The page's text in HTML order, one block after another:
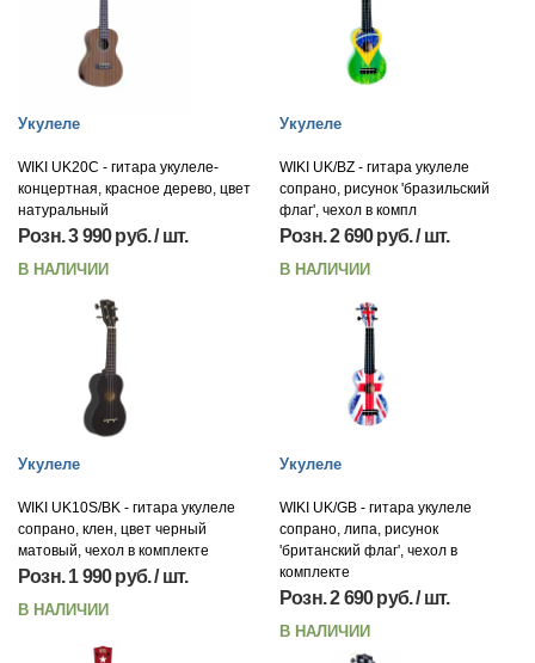
Укулеле
WIKI UK20C - гитара укулеле-
концертная, красное дерево, цвет
натуральный
Розн. 3 990 руб. / шт.
В НАЛИЧИИ
Укулеле
WIKI UK/BZ - гитара укулеле
сопрано, рисунок 'бразильский
флаг', чехол в компл
Розн. 2 690 руб. / шт.
В НАЛИЧИИ
Укулеле
WIKI UK10S/BK - гитара укулеле
сопрано, клен, цвет черный
матовый, чехол в комплекте
Розн. 1 990 руб. / шт.
В НАЛИЧИИ
Укулеле
WIKI UK/GB - гитара укулеле
сопрано, липа, рисунок
'британский флаг', чехол в
комплекте
Розн. 2 690 руб. / шт.
В НАЛИЧИИ